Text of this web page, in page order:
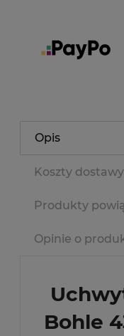
Opis
Koszty dostawy
Produkty
Opinie o
Bohle